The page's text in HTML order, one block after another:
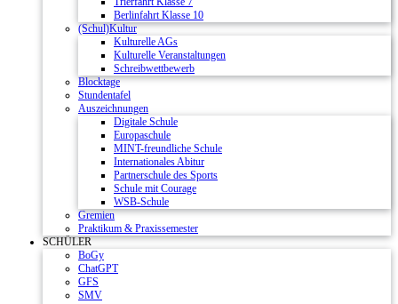
Berlinfahrt Klasse 10
(Schul)Kultur
Kulturelle AGs
Kulturelle Veranstaltungen
Schreibwettbewerb
Blocktage
Stundentafel
Auszeichnungen
Digitale Schule
Europaschule
MINT-freundliche Schule
Internationales Abitur
Partnerschule des Sports
Schule mit Courage
WSB-Schule
Gremien
Praktikum & Praxissemester
SCHÜLER
BoGy
ChatGPT
GFS
SMV